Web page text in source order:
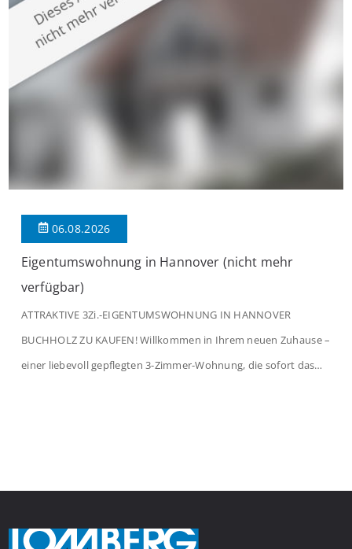
modernen Wohnkomfort mit einem stilvollen Ambiente
verbindet. Der […]
06.08.2026
Eigentumswohnung in Hannover (nicht mehr
verfügbar)
ATTRAKTIVE 3Zi.-EIGENTUMSWOHNUNG IN HANNOVER
BUCHHOLZ ZU KAUFEN! Willkommen in Ihrem neuen Zuhause –
einer liebevoll gepflegten 3-Zimmer-Wohnung, die sofort das